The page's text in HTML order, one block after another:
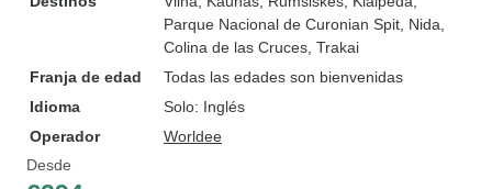
Parque Nacional de Curonian Spit , Nida
Colina de las Cruces , Trakai
Franja de edad
Todas las edades son bienvenidas
Idioma
Solo: Inglés
Operador
Worldee
Desde